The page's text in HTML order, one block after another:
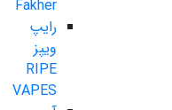
Fakher
رایپ
ویپز
RIPE
VAPES